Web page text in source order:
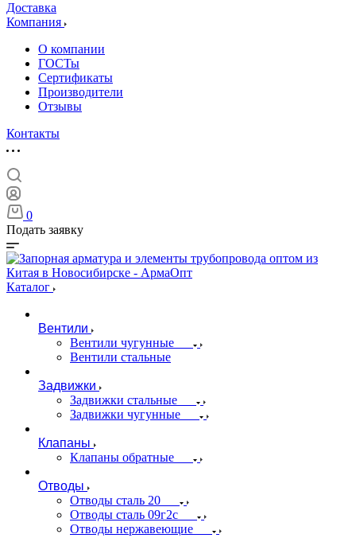
Доставка
Компания
О компании
ГОСТы
Сертификаты
Производители
Отзывы
Контакты
0
Подать заявку
Каталог
Вентили
Вентили чугунные
Вентили стальные
Задвижки
Задвижки стальные
Задвижки чугунные
Клапаны
Клапаны обратные
Отводы
Отводы сталь 20
Отводы сталь 09г2с
Отводы нержавеющие